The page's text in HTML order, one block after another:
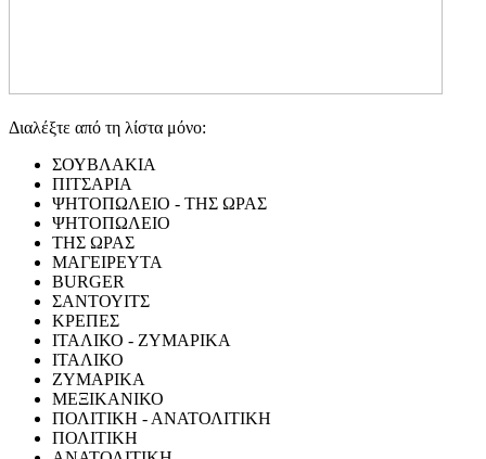
Διαλέξτε από τη λίστα μόνο:
ΣΟΥΒΛΑΚΙΑ
ΠΙΤΣΑΡΙΑ
ΨΗΤΟΠΩΛΕΙΟ - ΤΗΣ ΩΡΑΣ
ΨΗΤΟΠΩΛΕΙΟ
ΤΗΣ ΩΡΑΣ
ΜΑΓΕΙΡΕΥΤΑ
BURGER
ΣΑΝΤΟΥΙΤΣ
ΚΡΕΠΕΣ
ΙΤΑΛΙΚΟ - ΖΥΜΑΡΙΚΑ
ΙΤΑΛΙΚΟ
ΖΥΜΑΡΙΚΑ
ΜΕΞΙΚΑΝΙΚΟ
ΠΟΛΙΤΙΚΗ - ΑΝΑΤΟΛΙΤΙΚΗ
ΠΟΛΙΤΙΚΗ